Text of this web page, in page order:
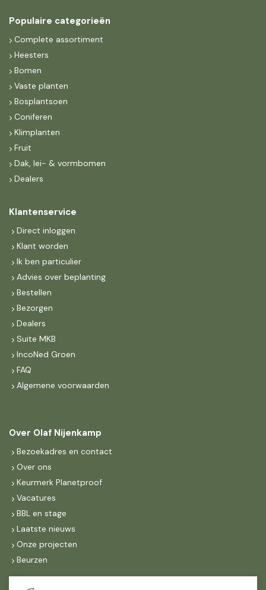
Populaire categorieën
Complete assortiment
Heesters
Bomen
Vaste planten
Bosplantsoen
Coniferen
Klimplanten
Fruit
Dak, lei- & vormbomen
Dealers
Klantenservice
Direct inloggen
Klant worden
Ik ben particulier
Advies over beplanting
Bestellen
Bezorgen
Dealers
Suite MKB
IncoNed Groen
FAQ
Algemene voorwaarden
Over Olaf Nijenkamp
Bezoekadres en contact
Over ons
Keurmerk Planetproof
Vacatures
BBL en stage
Laatste nieuws
Onze projecten
Beurzen